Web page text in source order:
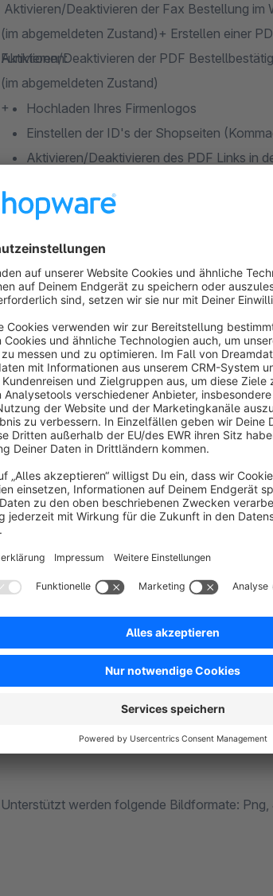
Aktivieren/Deaktivieren der Fax Bestellung im
(im abgemeldeten Zustand)+ Erstellen einer
Aktivieren/Deaktivieren der PDF
(im abgemeldeten Zustand)
+
Funktionen:
Hochladen Ihres Firmenlogos
Einstellen der ID's der Shopseiten
Aktivieren/Deaktivieren des PDF Links in
Aktivieren/Deaktivieren der Fax
Einstellen der ID's der Zahlungsarten
Klammern neben der Anzeige der
Eingeben eines anderen Templates für
Artikeldetailseiten, Bestellbestätigung
In dem Demoshop finden Sie den PDF
AGB, Impressum, etc., Im Warenkorb
Wichtiger Hinweis:
Die Bildpfade z.B. in den Beschreibungen, die
Beispiel:
https://IHREDOMAIN.DE/PFADDESBILDES/
Unterstützt werden folgende Bildformate: Png,